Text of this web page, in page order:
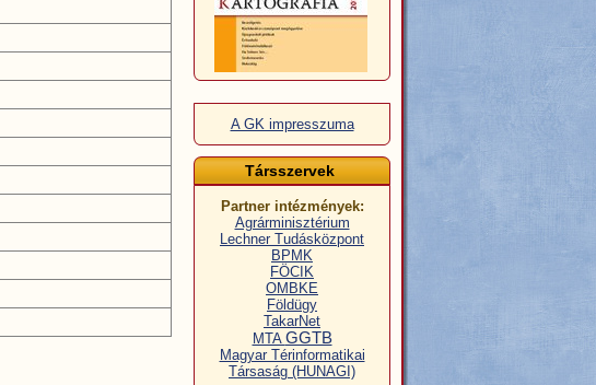
A GK impresszuma
Társszervek
Partner intézmények:
Agrárminisztérium
Lechner Tudásközpont
BPMK
FÖCIK
OMBKE
Földügy
TakarNet
MTA GGTB
Magyar Térinformatikai
Társaság (HUNAGI)